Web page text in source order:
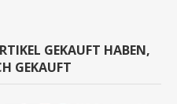
GEKAUFT HABEN,
GEKAUFT